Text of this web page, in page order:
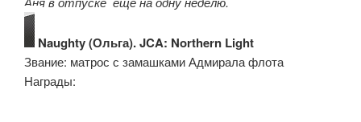
Naughty (Ольга). JCA: Northern Light
Звание: матрос с замашками Адмирала флота
Награды: